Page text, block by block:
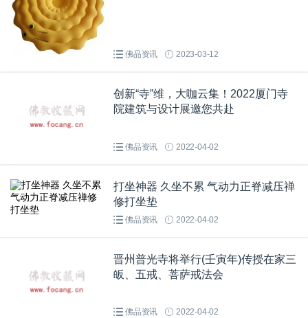
佛品资讯 2023-03-12
创新“寺”维，大咖云集！2022厦门寺
院建筑与设计展邀您共赴
佛品资讯 2022-04-02
打坐神器 久坐不累 气动力正脊减压禅
修打坐垫
佛品资讯 2022-04-02
晋州普光寺将举行(壬寅年)传授在家三
皈、五戒、菩萨戒法会
佛品资讯 2022-04-02